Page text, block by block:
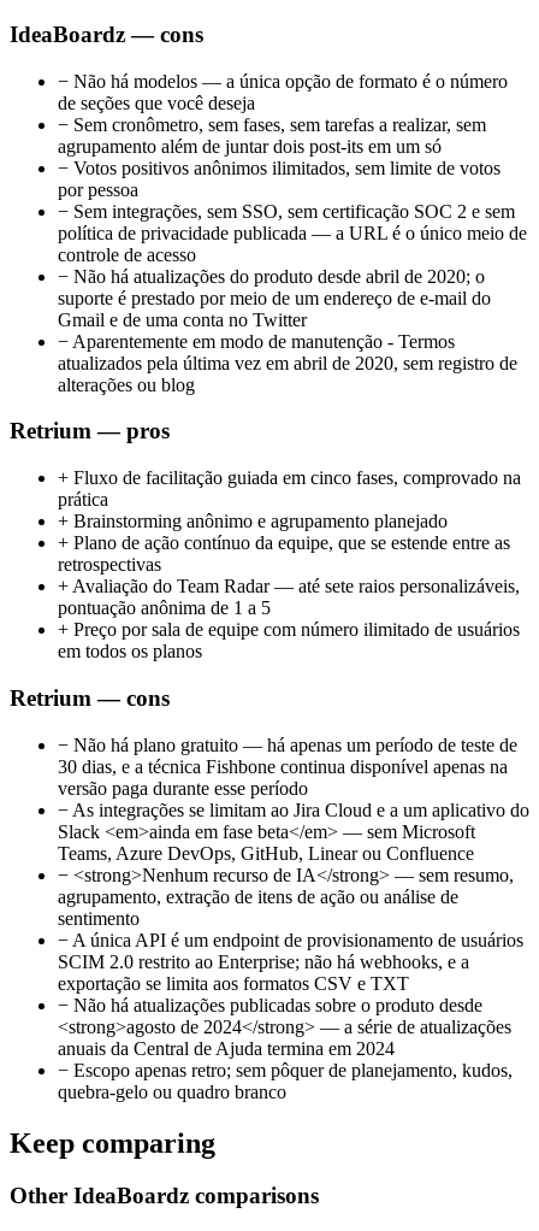
IdeaBoardz — cons
− Não há modelos — a única opção de formato é o número
de seções que você deseja
− Sem cronômetro, sem fases, sem tarefas a realizar, sem
agrupamento além de juntar dois post-its em um só
− Votos positivos anônimos ilimitados, sem limite de votos
por pessoa
− Sem integrações, sem SSO, sem certificação SOC 2 e sem
política de privacidade publicada — a URL é o único meio de
controle de acesso
− Não há atualizações do produto desde abril de 2020; o
suporte é prestado por meio de um endereço de e-mail do
Gmail e de uma conta no Twitter
− Aparentemente em modo de manutenção - Termos
atualizados pela última vez em abril de 2020, sem registro de
alterações ou blog
Retrium — pros
+ Fluxo de facilitação guiada em cinco fases, comprovado na
prática
+ Brainstorming anônimo e agrupamento planejado
+ Plano de ação contínuo da equipe, que se estende entre as
retrospectivas
+ Avaliação do Team Radar — até sete raios personalizáveis,
pontuação anônima de 1 a 5
+ Preço por sala de equipe com número ilimitado de usuários
em todos os planos
Retrium — cons
− Não há plano gratuito — há apenas um período de teste de
30 dias, e a técnica Fishbone continua disponível apenas na
versão paga durante esse período
− As integrações se limitam ao Jira Cloud e a um aplicativo do
Slack <em>ainda em fase beta</em> — sem Microsoft
Teams, Azure DevOps, GitHub, Linear ou Confluence
− <strong>Nenhum recurso de IA</strong> — sem resumo,
agrupamento, extração de itens de ação ou análise de
sentimento
− A única API é um endpoint de provisionamento de usuários
SCIM 2.0 restrito ao Enterprise; não há webhooks, e a
exportação se limita aos formatos CSV e TXT
− Não há atualizações publicadas sobre o produto desde
<strong>agosto de 2024</strong> — a série de atualizações
anuais da Central de Ajuda termina em 2024
− Escopo apenas retro; sem pôquer de planejamento, kudos,
quebra-gelo ou quadro branco
Keep comparing
Other IdeaBoardz comparisons